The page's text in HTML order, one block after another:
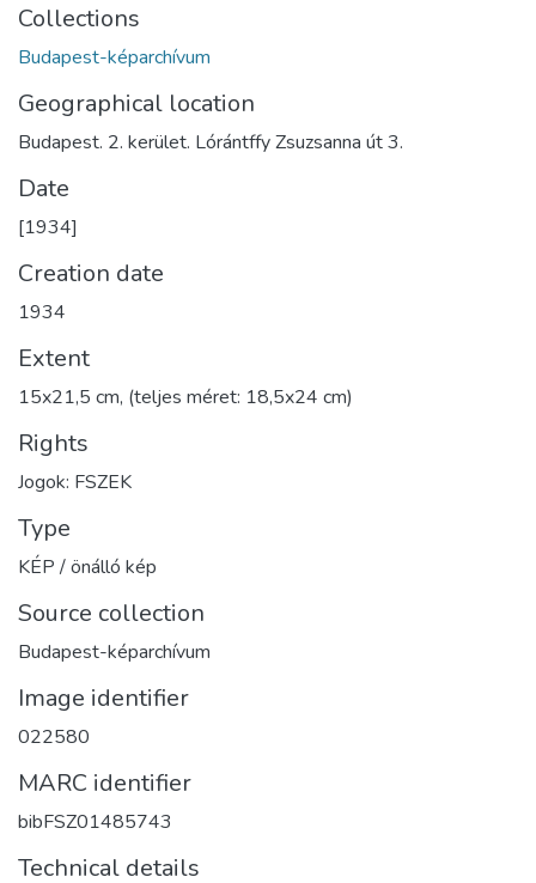
Collections
Budapest-képarchívum
Geographical location
Budapest. 2. kerület. Lórántffy Zsuzsanna út 3.
Date
[1934]
Creation date
1934
Extent
15x21,5 cm, (teljes méret: 18,5x24 cm)
Rights
Jogok: FSZEK
Type
KÉP / önálló kép
Source collection
Budapest-képarchívum
Image identifier
022580
MARC identifier
bibFSZ01485743
Technical details